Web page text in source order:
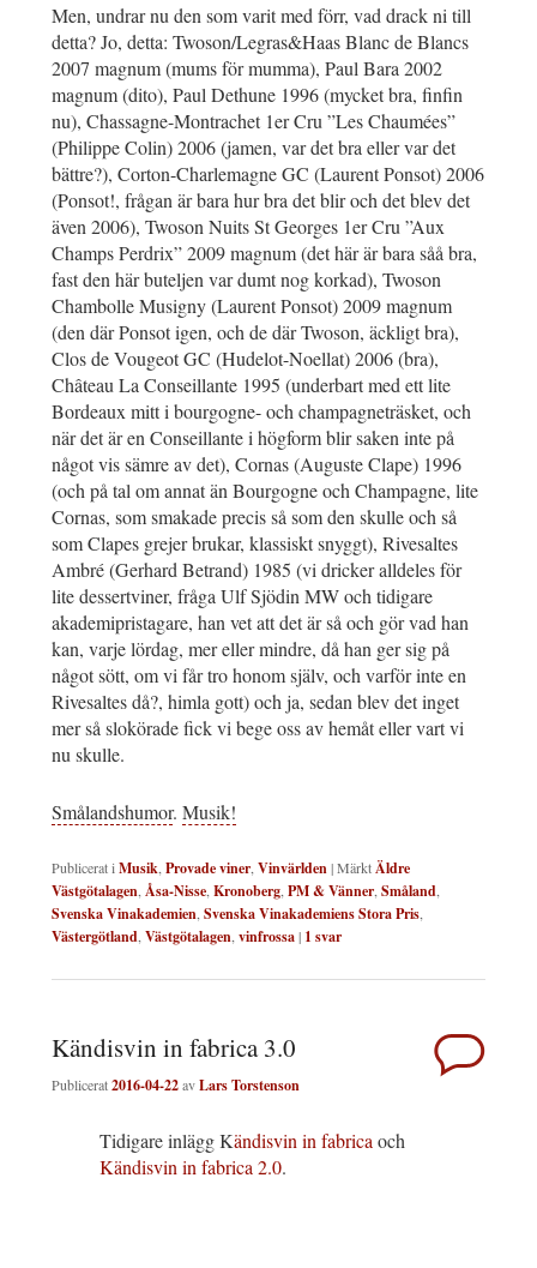
Men, undrar nu den som varit med förr, vad drack ni till
detta? Jo, detta: Twoson/Legras&Haas Blanc de Blancs
2007 magnum (mums för mumma), Paul Bara 2002
magnum (dito), Paul Dethune 1996 (mycket bra, finfin
nu), Chassagne-Montrachet 1er Cru ”Les Chaumées”
(Philippe Colin) 2006 (jamen, var det bra eller var det
bättre?), Corton-Charlemagne GC (Laurent Ponsot) 2006
(Ponsot!, frågan är bara hur bra det blir och det blev det
även 2006), Twoson Nuits St Georges 1er Cru ”Aux
Champs Perdrix” 2009 magnum (det här är bara såå bra,
fast den här buteljen var dumt nog korkad), Twoson
Chambolle Musigny (Laurent Ponsot) 2009 magnum
(den där Ponsot igen, och de där Twoson, äckligt bra),
Clos de Vougeot GC (Hudelot-Noellat) 2006 (bra),
Château La Conseillante 1995 (underbart med ett lite
Bordeaux mitt i bourgogne- och champagneträsket, och
när det är en Conseillante i högform blir saken inte på
något vis sämre av det), Cornas (Auguste Clape) 1996
(och på tal om annat än Bourgogne och Champagne, lite
Cornas, som smakade precis så som den skulle och så
som Clapes grejer brukar, klassiskt snyggt), Rivesaltes
Ambré (Gerhard Betrand) 1985 (vi dricker alldeles för
lite dessertviner, fråga Ulf Sjödin MW och tidigare
akademipristagare, han vet att det är så och gör vad han
kan, varje lördag, mer eller mindre, då han ger sig på
något sött, om vi får tro honom själv, och varför inte en
Rivesaltes då?, himla gott) och ja, sedan blev det inget
mer så slokörade fick vi bege oss av hemåt eller vart vi
nu skulle.
Smålandshumor. Musik!
Publicerat i Musik Provade viner Vinvärlden|MärktÄldre
Västgötalagen Åsa-Nisse Kronoberg PM & Vänner Småland
Svenska Vinakademien Svenska Vinakademiens Stora Pris
Västergötland Västgötalagen vinfrossa| 1 svar
Kändisvin in fabrica 3.0
Publicerat2016-04-22avLars Torstenson
Tidigare inlägg Kändisvin in fabricaoch
Kändisvin in fabrica 2.0.